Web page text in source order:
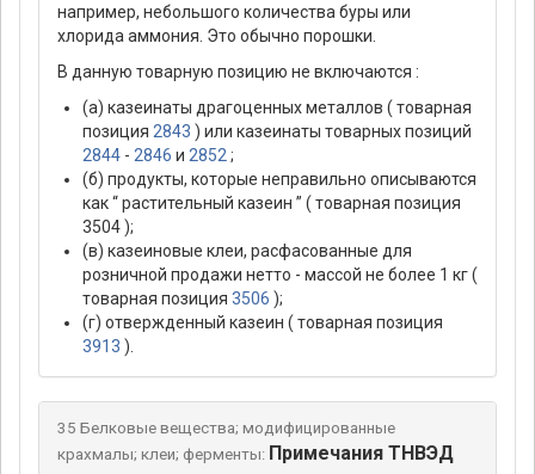
например, небольшого количества буры или
хлорида аммония. Это обычно порошки.
В данную товарную позицию не включаются :
(а) казеинаты драгоценных металлов ( товарная
позиция 2843 ) или казеинаты товарных позиций
2844 - 2846 и 2852 ;
(б) продукты, которые неправильно описываются
как “ растительный казеин ” ( товарная позиция
3504 );
(в) казеиновые клеи, расфасованные для
розничной продажи нетто - массой не более 1 кг (
товарная позиция 3506 );
(г) отвержденный казеин ( товарная позиция
3913 ).
35 Белковые вещества; модифицированные
крахмалы; клеи; ферменты: Примечания ТНВЭД